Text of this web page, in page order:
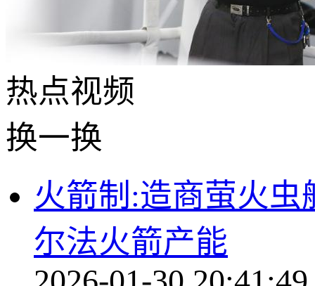
热点视频
换一换
火箭制:造商萤火
尔法火箭产能